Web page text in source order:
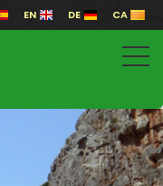
EN DE CA